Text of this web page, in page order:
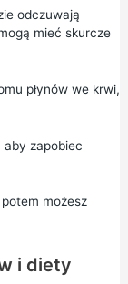
odczuwają
mieć skurcze
płynów we krwi,
aby zapobiec
możesz
i diety